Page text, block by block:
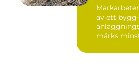
av ett
märks minst men